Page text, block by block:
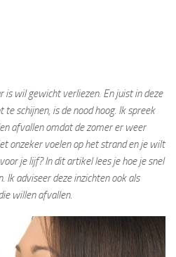
is wil gewicht verliezen. En juist in deze
schijnen, is de nood hoog. Ik spreek
afvallen omdat de zomer er weer
onzeker voelen op het strand en je wilt
je lijf? In dit artikel lees je hoe je snel
Ik adviseer deze inzichten ook als
willen afvallen.